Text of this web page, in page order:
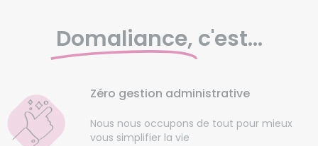
Domaliance, c'est...
Zéro gestion administrative
Nous nous occupons de tout pour mieux
vous simplifier la vie